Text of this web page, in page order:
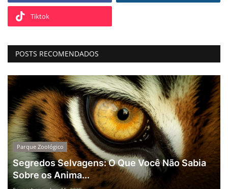
Tiktok
POSTS RECOMENDADOS
Parque Zoológico
Segredos Selvagens: O Que Você Não Sabia
Sobre os Anima...